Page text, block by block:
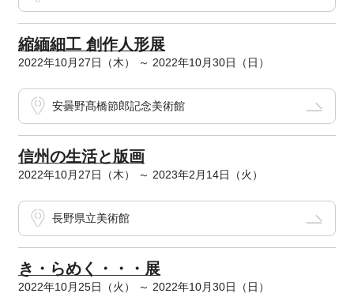
縮緬細工 創作人形展
2022年10月27日（木） ～ 2022年10月30日（日）
安曇野髙橋節郎記念美術館
信州の生活と版画
2022年10月27日（木） ～ 2023年2月14日（火）
長野県立美術館
き・らめく・・・展
2022年10月25日（火） ～ 2022年10月30日（日）